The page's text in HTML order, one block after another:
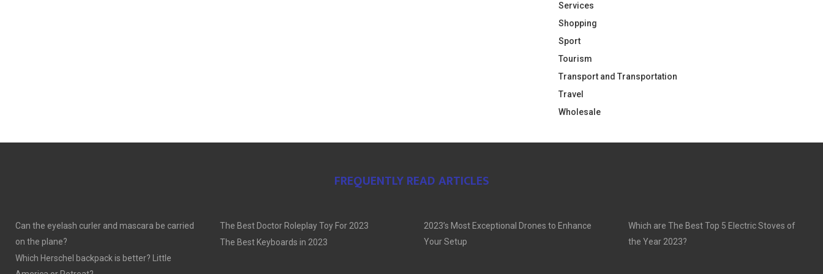
Services
Shopping
Sport
Tourism
Transport and Transportation
Travel
Wholesale
FREQUENTLY READ ARTICLES
Can the eyelash curler and mascara be carried
on the plane?
Which Herschel backpack is better? Little
The Best Doctor Roleplay Toy For 2023
The Best Keyboards in 2023
2023’s Most Exceptional Drones to Enhance
Your Setup
Which are The Best Top 5 Electric Stoves of
the Year 2023?